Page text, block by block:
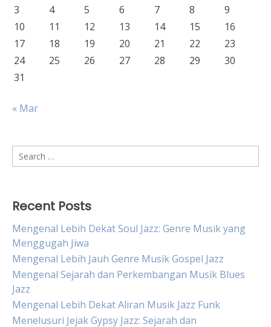
3
4 5 6 7 8
9
10
11 12 13 14 15
16
17
18 19 20 21 22
23
24
25 26 27 28 29
30
31
« Mar
Search
for:
Recent Posts
Mengenal Lebih Dekat Soul Jazz: Genre Musik yang
Menggugah Jiwa
Mengenal Lebih Jauh Genre Musik Gospel Jazz
Mengenal Sejarah dan Perkembangan Musik Blues
Jazz
Mengenal Lebih Dekat Aliran Musik Jazz Funk
Menelusuri Jejak Gypsy Jazz: Sejarah dan